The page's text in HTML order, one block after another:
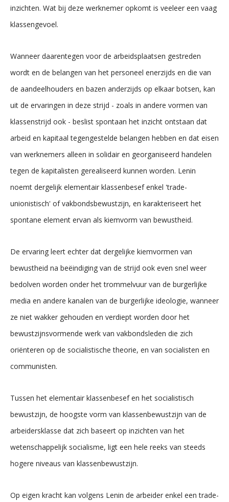
inzichten. Wat bij deze werknemer opkomt is veeleer een vaag
klassengevoel.
Wanneer daarentegen voor de arbeidsplaatsen gestreden
wordt en de belangen van het personeel enerzijds en die van
de aandeelhouders en bazen anderzijds op elkaar botsen, kan
uit de ervaringen in deze strijd - zoals in andere vormen van
klassenstrijd ook - beslist spontaan het inzicht ontstaan dat
arbeid en kapitaal tegengestelde belangen hebben en dat eisen
van werknemers alleen in solidair en georganiseerd handelen
tegen de kapitalisten gerealiseerd kunnen worden. Lenin
noemt dergelijk elementair klassenbesef enkel 'trade-
unionistisch' of vakbondsbewustzijn, en karakteriseert het
spontane element ervan als kiemvorm van bewustheid.
De ervaring leert echter dat dergelijke kiemvormen van
bewustheid na beëindiging van de strijd ook even snel weer
bedolven worden onder het trommelvuur van de burgerlijke
media en andere kanalen van de burgerlijke ideologie, wanneer
ze niet wakker gehouden en verdiept worden door het
bewustzijnsvormende werk van vakbondsleden die zich
oriënteren op de socialistische theorie, en van socialisten en
communisten.
Tussen het elementair klassenbesef en het socialistisch
bewustzijn, de hoogste vorm van klassenbewustzijn van de
arbeidersklasse dat zich baseert op inzichten van het
wetenschappelijk socialisme, ligt een hele reeks van steeds
hogere niveaus van klassenbewustzijn.
Op eigen kracht kan volgens Lenin de arbeider enkel een trade-